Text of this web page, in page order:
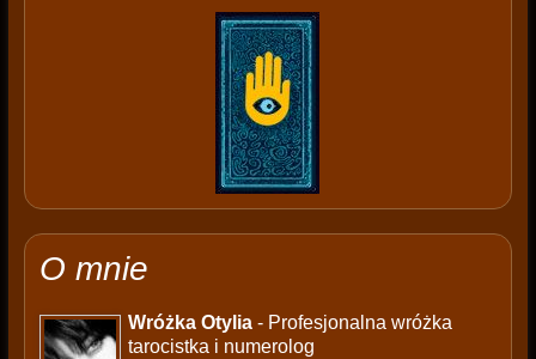
O mnie
Wróżka Otylia- Profesjonalna wróżka
tarocistka i numerolog